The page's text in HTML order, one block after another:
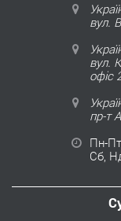
вул.
вул.
офіс
пр-т
Пн-
Сб,